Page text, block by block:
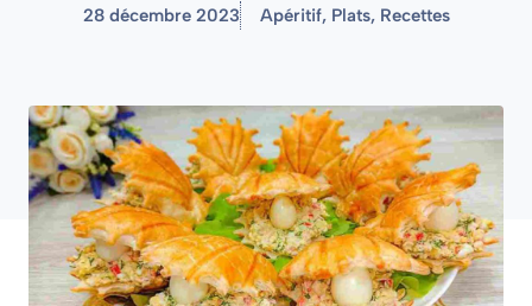
28 décembre 2023 Apéritif, Plats, Recettes